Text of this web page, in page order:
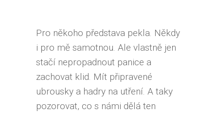
Pro někoho představa pekla. Někdy
i pro mě samotnou. Ale vlastně jen
stačí nepropadnout panice a
zachovat klid. Mít připravené
ubrousky a hadry na utření. A taky
pozorovat, co s námi dělá ten